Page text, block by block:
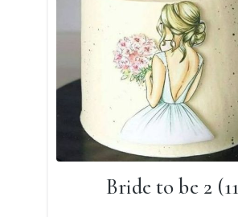
Bride to be 2